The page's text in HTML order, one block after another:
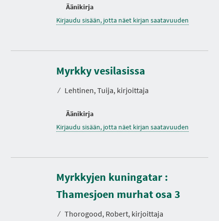
Äänikirja
Kirjaudu sisään, jotta näet kirjan saatavuuden
Myrkky vesilasissa
⁄ Lehtinen, Tuija, kirjoittaja
Äänikirja
Kirjaudu sisään, jotta näet kirjan saatavuuden
Myrkkyjen kuningatar :
Thamesjoen murhat osa 3
⁄ Thorogood, Robert, kirjoittaja
K
e
s
t